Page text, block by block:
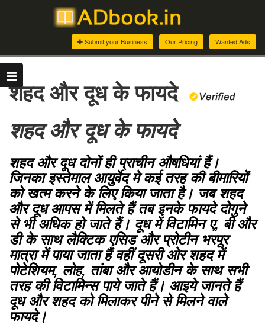
Wanted Ads
Our Pricing
Submit your Business
शहद और दूध के फायदे
शहद और दूध के फायदे
शहद और दूध दोनों ही प्राचीन औषधियां हैं।
जिनका इस्तेमाल आयुर्वेद मे कई तरह की बीमारियों
को खत्म करने के लिए किया जाता है। जब शहद
और दूध आपस में मिलते हैं तब इनके फायदे दोगुने
से भी अधिक हो जाते हैं। दूध में विटामिन ए, बी और
डी के साथ लैक्टिक एसिड और प्रोटीन भरपूर
मात्रा में पाया जाता हैं वहीं दूसरी ओर शहद में
पोटेशियम, लोह, तांबा और आयोडीन के साथ सभी
तरह की विटामिन्स पाये जाते हैं। आइये जानते हैं
दूध और शहद को मिलाकर पीने से मिलने वाले
फायदे।